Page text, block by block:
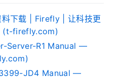
下载 | Firefly | 让科技更
(t-firefly.com)
Server-R1 Manual —
JD4 Manual —